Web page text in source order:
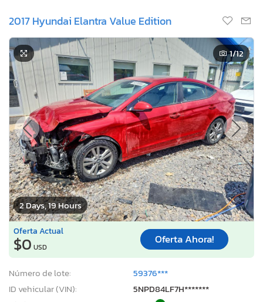
2017 Hyundai Elantra Value Edition
2 Days, 19 Hours
1/12
Oferta Actual
$0 USD
Oferta Ahora!
Número de lote:
59376***
ID vehicular (VIN):
5NPD84LF7H*******